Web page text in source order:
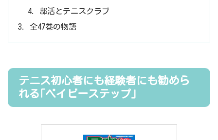
部活とテニスクラブ
全47巻の物語
テニス初心者にも経験者にも勧めら
れる｢ベイビーステップ｣